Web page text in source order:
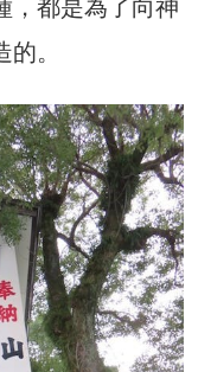
，都是為了向神
。